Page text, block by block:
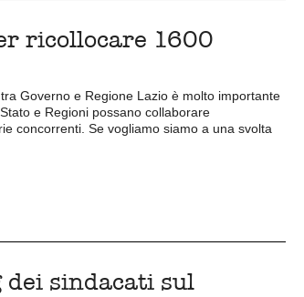
ricollocare 1600
Governo e Regione Lazio è molto importante
e Regioni possano collaborare
concorrenti. Se vogliamo siamo a una svolta
sindacati sul